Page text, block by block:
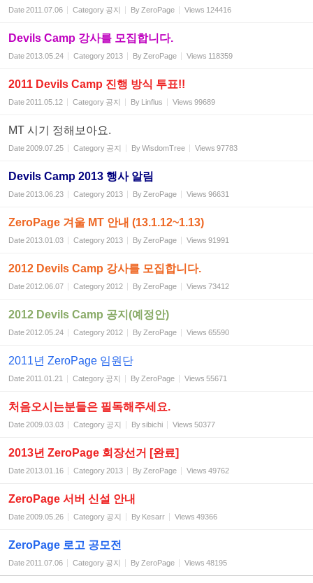
Date2011.07.06 Category 공지 By ZeroPage Views 124416
Devils Camp 강사를 모집합니다.
Date2013.05.24 Category2013 By ZeroPage Views 118359
2011 Devils Camp 진행 방식 투표!!
Date2011.05.12 Category 공지 By Linflus Views 99689
MT 시기 정해보아요.
Date2009.07.25 Category 공지 ByWisdomTree Views 97783
Devils Camp 2013 행사 알림
Date2013.06.23 Category2013 By ZeroPage Views 96631
ZeroPage 겨울 MT 안내 (13.1.12~1.13)
Date2013.01.03 Category2013 By ZeroPage Views 91991
2012 Devils Camp 강사를 모집합니다.
Date2012.06.07 Category2012 By ZeroPage Views 73412
2012 Devils Camp 공지(예정안)
Date2012.05.24 Category2012 By ZeroPage Views 65590
2011년 ZeroPage 임원단
Date2011.01.21 Category 공지 By ZeroPage Views 55671
처음오시는분들은 필독해주세요.
Date2009.03.03 Category 공지 Bysibichi Views 50377
2013년 ZeroPage 회장선거 [완료]
Date2013.01.16 Category2013 By ZeroPage Views 49762
ZeroPage 서버 신설 안내
Date2009.05.26 Category 공지 By Kesarr Views 49366
ZeroPage 로고 공모전
Date2011.07.06 Category 공지 By ZeroPage Views 48195